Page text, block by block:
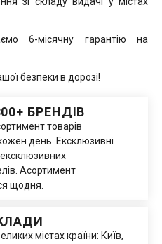
6-місячну гарантію на
безпеки в дорозі!
БРЕНДІВ
товарів
день. Ексклюзивні
Асортимент
щодня.
містах країни: Київ,